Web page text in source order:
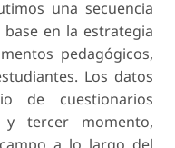
una secuencia
en la estrategia
pedagógicos,
Los datos
de cuestionarios
tercer momento,